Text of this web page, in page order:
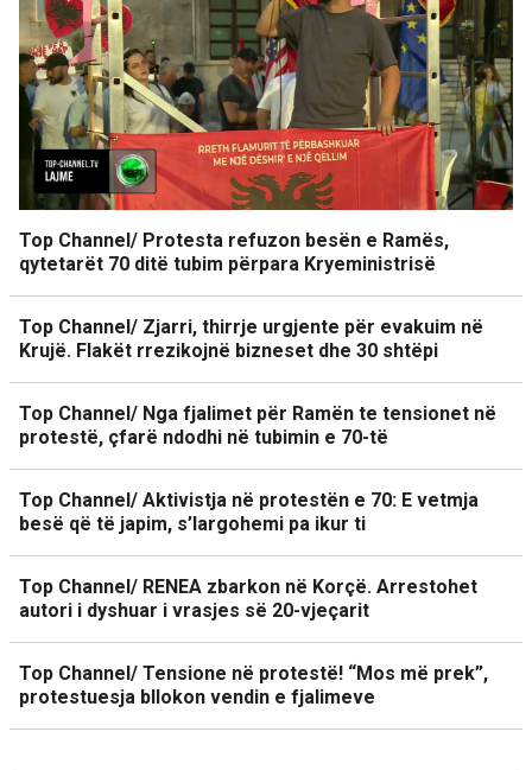
Top Channel/ Protesta refuzon besën e Ramës,
qytetarët 70 ditë tubim përpara Kryeministrisë
Top Channel/ Zjarri, thirrje urgjente për evakuim në
Krujë. Flakët rrezikojnë bizneset dhe 30 shtëpi
Top Channel/ Nga fjalimet për Ramën te tensionet në
protestë, çfarë ndodhi në tubimin e 70-të
Top Channel/ Aktivistja në protestën e 70: E vetmja
besë që të japim, s’largohemi pa ikur ti
Top Channel/ RENEA zbarkon në Korçë. Arrestohet
autori i dyshuar i vrasjes së 20-vjeçarit
Top Channel/ Tensione në protestë! “Mos më prek”,
protestuesja bllokon vendin e fjalimeve